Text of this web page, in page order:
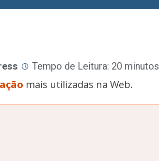
Tempo de Leitura: 20 minutos
mais utilizadas na Web.